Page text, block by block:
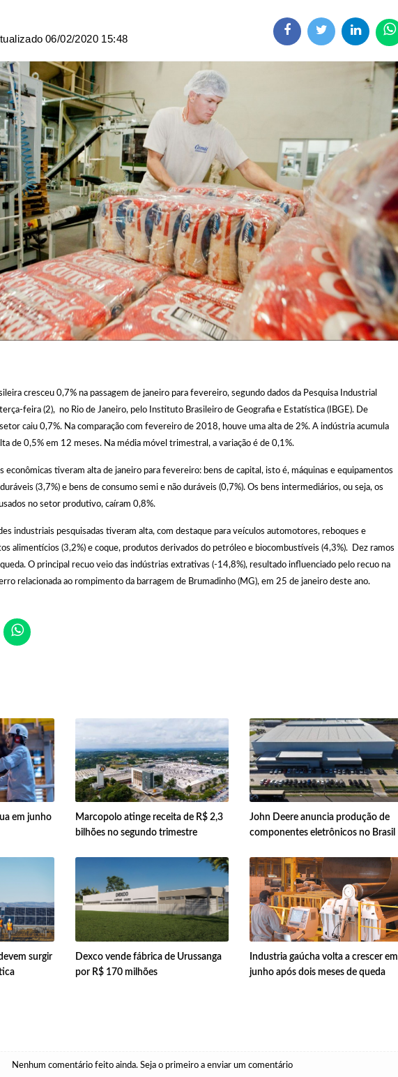
06/02/2020 15:48
cresceu 0,7% na passagem de janeiro para fevereiro, segundo dados da Pesquisa Industrial
feira (2), no Rio de Janeiro, pelo Instituto Brasileiro de Geografia e Estatística (IBGE). De
caiu 0,7%. Na comparação com fevereiro de 2018, houve uma alta de 2%. A indústria acumula
de 0,5% em 12 meses. Na média móvel trimestral, a variação é de 0,1%.
econômicas tiveram alta de janeiro para fevereiro: bens de capital, isto é, máquinas e equipamentos
(3,7%) e bens de consumo semi e não duráveis (0,7%). Os bens intermediários, ou seja, os
no setor produtivo, caíram 0,8%.
industriais pesquisadas tiveram alta, com destaque para veículos automotores, reboques e
alimentícios (3,2%) e coque, produtos derivados do petróleo e biocombustíveis (4,3%). Dez ramos
O principal recuo veio das indústrias extrativas (-14,8%), resultado influenciado pelo recuo na
relacionada ao rompimento da barragem de Brumadinho (MG), em 25 de janeiro deste ano.
em junho
Marcopolo atinge receita de R$ 2,3
bilhões no segundo trimestre
John Deere anuncia produção de
componentes eletrônicos no Brasil
surgir
Dexco vende fábrica de Urussanga
por R$ 170 milhões
Industria gaúcha volta a crescer em
junho após dois meses de queda
Nenhum comentário feito ainda. Seja o primeiro a enviar um comentário